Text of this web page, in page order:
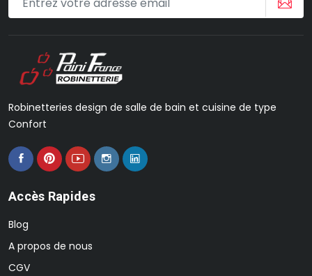
Robinetteries design de salle de bain et cuisine de type
Confort
Accès Rapides
Blog
A propos de nous
CGV